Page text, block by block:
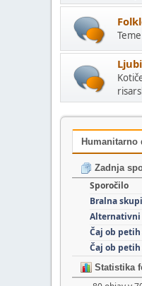
Humanitarno
Zadnja
Sporočilo
Bralna
Alternativni
Čaj ob
Čaj ob
Statistika